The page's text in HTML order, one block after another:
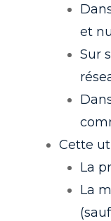
et
Sur
Cette
La
La